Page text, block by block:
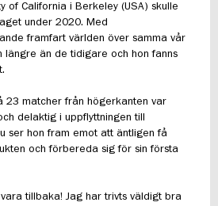
of California i Berkeley (USA) skulle
under 2020. Med
framfart världen över samma vår
längre än de tidigare och hon fanns
23 matcher från högerkanten var
delaktig i uppflyttningen till
ser hon fram emot att äntligen få
och förbereda sig för sin första
tillbaka! Jag har trivts väldigt bra